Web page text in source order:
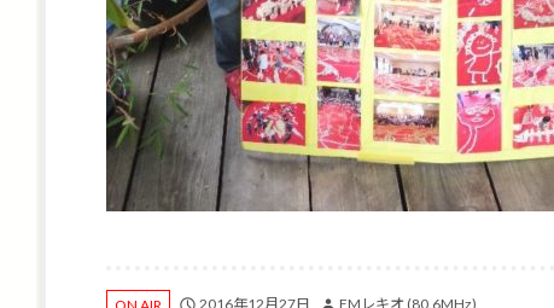
2016年12月27日 FMレキオ (80.6MHz)